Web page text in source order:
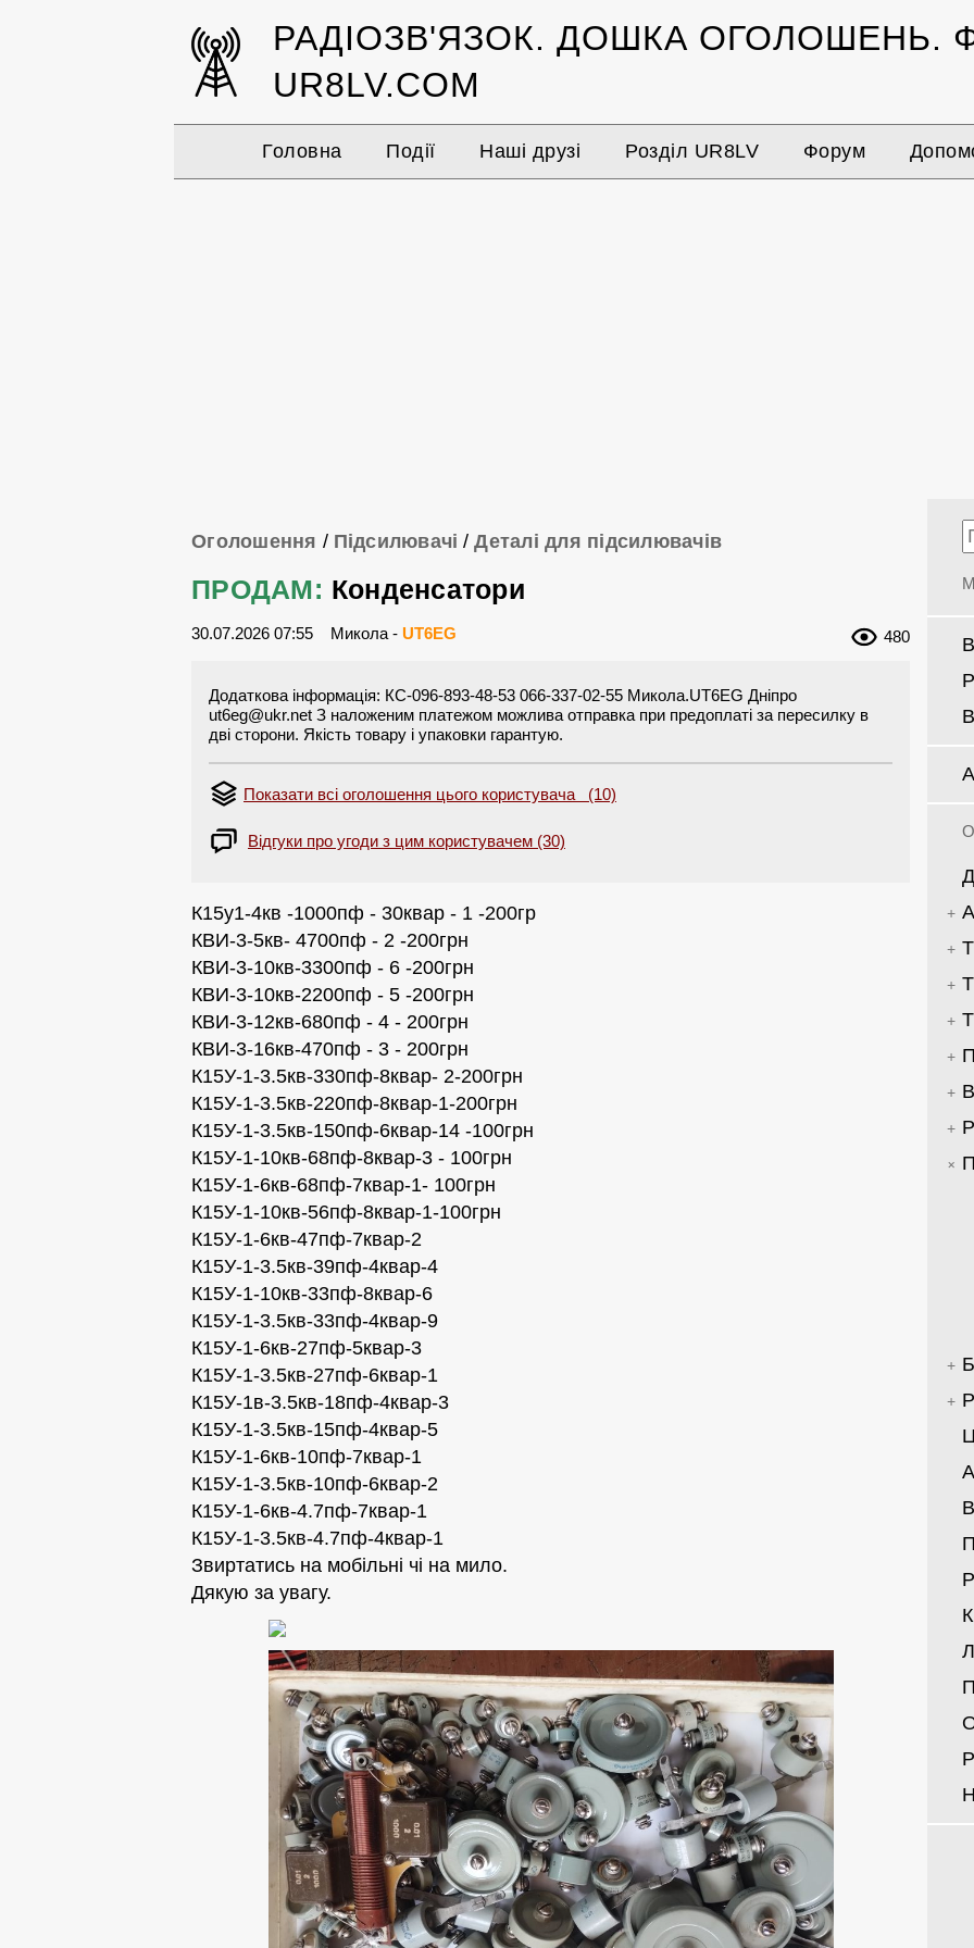
РАДІОЗВ'ЯЗОК. ДОШКА ОГОЛОШЕНЬ.
UR8LV.COM
Головна Події Наші друзі Розділ UR8LV Форум
Оголошення / Підсилювачі /Деталі для підсилювачів
ПРОДАМ: Конденсатори
30.07.2026 07:55 Микола - UT6EG 480
Додаткова інформація: КС-096-893-48-53 066-337-02-55 Микола.UT6EG Дніпро
ut6eg@ukr.net З наложеним платежом можлива отправка при предоплаті за пересилку в
дві сторони. Якість товару і упаковки гарантую.
Показати всі оголошення цього користувача (10)
Відгуки про угоди з цим користувачем (30)
К15у1-4кв -1000пф - 30квар - 1 -200гр
КВИ-3-5кв- 4700пф - 2 -200грн
КВИ-3-10кв-3300пф - 6 -200грн
КВИ-3-10кв-2200пф - 5 -200грн
КВИ-3-12кв-680пф - 4 - 200грн
КВИ-3-16кв-470пф - 3 - 200грн
К15У-1-3.5кв-330пф-8квар- 2-200грн
К15У-1-3.5кв-220пф-8квар-1-200грн
К15У-1-3.5кв-150пф-6квар-14 -100грн
К15У-1-10кв-68пф-8квар-3 - 100грн
К15У-1-6кв-68пф-7квар-1- 100грн
К15У-1-10кв-56пф-8квар-1-100грн
К15У-1-6кв-47пф-7квар-2
К15У-1-3.5кв-39пф-4квар-4
К15У-1-10кв-33пф-8квар-6
К15У-1-3.5кв-33пф-4квар-9
К15У-1-6кв-27пф-5квар-3
К15У-1-3.5кв-27пф-6квар-1
К15У-1в-3.5кв-18пф-4квар-3
К15У-1-3.5кв-15пф-4квар-5
К15У-1-6кв-10пф-7квар-1
К15У-1-3.5кв-10пф-6квар-2
К15У-1-6кв-4.7пф-7квар-1
К15У-1-3.5кв-4.7пф-4квар-1
Звиртатись на мобiльнi чi на мило.
Дякую за увагу.